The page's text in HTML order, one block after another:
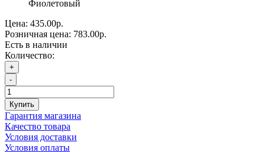
Фиолетовый
Цена: 435.00р.
Розничная цена: 783.00р.
Есть в наличии
Количество:
+
-
Купить
Гарантия магазина
Качество товара
Условия доставки
Условия оплаты